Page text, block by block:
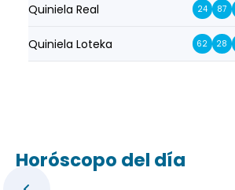
Quiniela Real 24 87
Quiniela Loteka 62 28
Horóscopo del día